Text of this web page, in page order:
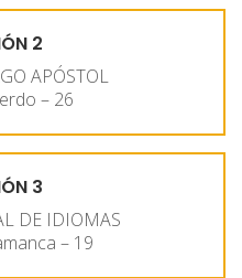
2
APÓSTOL
– 26
3
DE IDIOMAS
– 19